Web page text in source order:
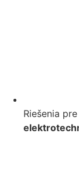
Riešenia pre